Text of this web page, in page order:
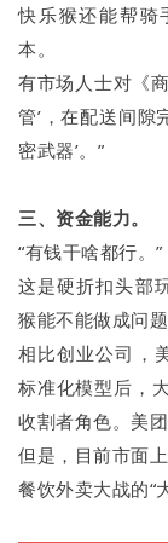
快乐猴还能帮骑
本。
有市场人士对《
管’，在配送间隙
密武器’。”
三、资金能力。
“有钱干啥都行。”
这是硬折扣头部
猴能不能做成问
相比创业公司，
标准化模型后，
收割者角色。美
但是，目前市面
餐饮外卖大战的“